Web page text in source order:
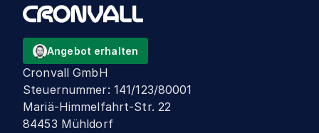
Angebot erhalten
Cronvall GmbH
Steuernummer: 141/123/80001
Mariä-Himmelfahrt-Str. 22
84453 Mühldorf